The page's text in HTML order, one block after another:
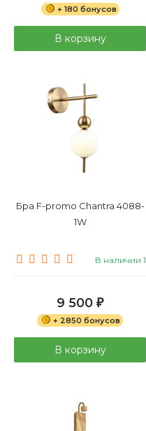
+ 180 бонусов
В корзину
Бра F-promo Chantra 4088-
1W
В наличии 1
9 500 ₽
+ 2850 бонусов
В корзину